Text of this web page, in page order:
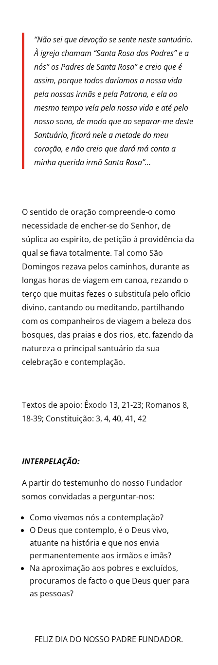
“Não sei que devoção se sente neste santuário.
À igreja chamam “Santa Rosa dos Padres” e a
nós” os Padres de Santa Rosa” e creio que é
assim, porque todos daríamos a nossa vida
pela nossas irmãs e pela Patrona, e ela ao
mesmo tempo vela pela nossa vida e até pelo
nosso sono, de modo que ao separar-me deste
Santuário, ficará nele a metade do meu
coração, e não creio que dará má conta a
minha querida irmã Santa Rosa”…
O sentido de oração compreende-o como
necessidade de encher-se do Senhor, de
súplica ao espirito, de petição á providência da
qual se fiava totalmente. Tal como São
Domingos rezava pelos caminhos, durante as
longas horas de viagem em canoa, rezando o
terço que muitas fezes o substituía pelo ofício
divino, cantando ou meditando, partilhando
com os companheiros de viagem a beleza dos
bosques, das praias e dos rios, etc. fazendo da
natureza o principal santuário da sua
celebração e contemplação.
Textos de apoio: Êxodo 13, 21-23; Romanos 8,
18-39; Constituição: 3, 4, 40, 41, 42
INTERPELAÇÃO:
A partir do testemunho do nosso Fundador
somos convidadas a perguntar-nos:
Como vivemos nós a contemplação?
O Deus que contemplo, é o Deus vivo,
atuante na história e que nos envia
permanentemente aos irmãos e imãs?
Na aproximação aos pobres e excluídos,
procuramos de facto o que Deus quer para
as pessoas?
FELIZ DIA DO NOSSO PADRE FUNDADOR.